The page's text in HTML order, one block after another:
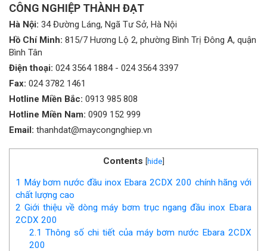
CÔNG NGHIỆP THÀNH ĐẠT
Hà Nội: 34 Đường Láng, Ngã Tư Sở, Hà Nội
Hồ Chí Minh: 815/7 Hương Lộ 2, phường Bình Trị Đông A, quận
Bình Tân
Điện thoại: 024 3564 1884- 024 3564 3397
Fax: 024 3782 1461
Hotline Miền Bắc: 0913 985 808
Hotline Miền Nam: 0909 152 999
Email: thanhdat@maycongnghiep.vn
Contents [hide]
1 Máy bơm nước đầu inox Ebara 2CDX 200 chính hãng với
chất lượng cao
2 Giới thiệu về dòng máy bơm trục ngang đầu inox Ebara
2CDX 200
2.1 Thông số chi tiết của máy bơm nước Ebara 2CDX
200